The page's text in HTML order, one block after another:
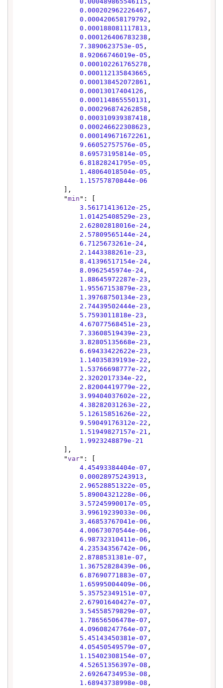
0.000202962226467 ,
0.000420658179792 ,
0.000188081117813 ,
0.000126406783238 ,
7.3890623753e-05 ,
8.92066746019e-05 ,
0.000102261765278 ,
0.000112135843665 ,
0.000138452072861 ,
0.00013017404126 ,
0.000114865550131 ,
0.000296874262858 ,
0.000310939387418 ,
0.000246622308623 ,
0.000149671672261 ,
9.66052757576e-05 ,
8.69573195814e-05 ,
6.81828241795e-05 ,
1.48064018504e-05 ,
1.15757870844e-06
            "
min ": [
3.56171413612e-25 ,
1.01425408529e-23 ,
2.62802818016e-24 ,
2.57809565144e-24 ,
6.7125673261e-24 ,
2.1443388261e-23 ,
8.41396517154e-24 ,
8.0962545974e-24 ,
1.88645972287e-23 ,
1.95567153879e-23 ,
1.39768750134e-23 ,
2.74439502444e-23 ,
5.7593011818e-23 ,
4.67077568451e-23 ,
7.33608519439e-23 ,
3.82805135668e-23 ,
6.69433422622e-23 ,
1.14035839193e-22 ,
1.53766698777e-22 ,
2.3202017334e-22 ,
2.82004419779e-22 ,
3.99404037602e-22 ,
4.38282031263e-22 ,
5.12615851626e-22 ,
9.59049176312e-22 ,
1.51949827157e-21 ,
1.9923248879e-21
            "
var": [
4.45493384404e-07 ,
0.00028975243913 ,
2.96528851322e-05 ,
5.89004321228e-06 ,
3.57245990017e-05 ,
3.99619239033e-06 ,
3.46853767041e-06 ,
4.00673070544e-06 ,
6.98732310411e-06 ,
4.23534356742e-06 ,
2.8788531381e-07 ,
1.36752828439e-06 ,
6.87690771883e-07 ,
1.65995004409e-06 ,
5.35752349151e-07 ,
2.67901640427e-07 ,
3.54558579829e-07 ,
1.78656506478e-07 ,
4.09608247764e-07 ,
5.45143450381e-07 ,
4.05450549579e-07 ,
1.15402308154e-07 ,
4.52651356397e-08 ,
2.69264734953e-08 ,
1.68943738998e-08 ,